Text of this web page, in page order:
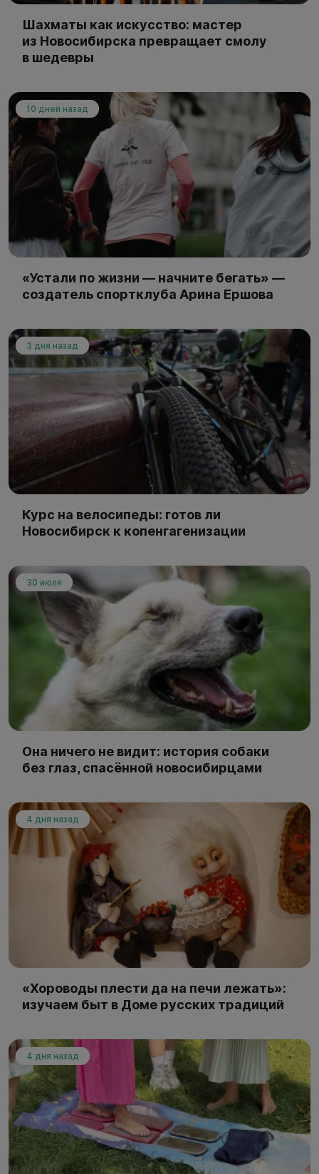
Шахматы как искусство: мастер
из Новосибирска превращает смолу
в шедевры
10 дней назад
«Устали по жизни — начните бегать» —
создатель спортклуба Арина Ершова
3 дня назад
Курс на велосипеды: готов ли
Новосибирск к копенгагенизации
30 июля
Она ничего не видит: история собаки
без глаз, спасённой новосибирцами
4 дня назад
«Хороводы плести да на печи лежать»:
изучаем быт в Доме русских традиций
4 дня назад